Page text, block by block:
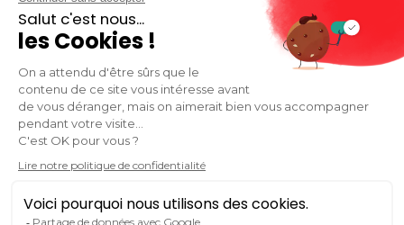
VOUS SOUHAITEZ RESTER INFORMÉ.E DE
L'ACTUALITÉ DU MARKETING ET DE LA
COMMUNICATION DIGITALE ?
S'inscrire à la newsletter